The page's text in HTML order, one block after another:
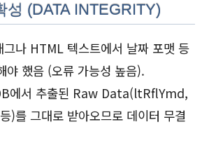
성 (DATA INTEGRITY)
그나 HTML 텍스트에서 날짜 포맷 등
야 했음 (오류 가능성 높음).
에서 추출된 Raw Data(ltRflYmd,
등)를 그대로 받아오므로 데이터 무결